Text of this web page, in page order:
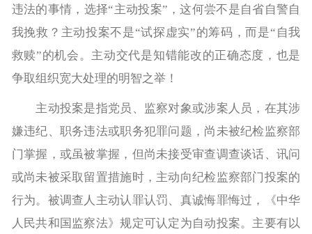
违法的事情，选择“主动投案”，这何尝不是自省自警自
我挽救？主动投案不是“试探虚实”的筹码，而是“自我
救赎”的机会。主动交代是知错能改的正确态度，也是
争取组织宽大处理的明智之举！
主动投案是指党员、监察对象或涉案人员，在其涉
嫌违纪、职务违法或职务犯罪问题，尚未被纪检监察部
门掌握，或虽被掌握，但尚未接受审查调查谈话、讯问
或尚未被采取留置措施时，主动向纪检监察部门投案的
行为。被调查人主动认罪认罚、真诚悔罪悔过，《中华
人民共和国监察法》规定可认定为自动投案。主要有以